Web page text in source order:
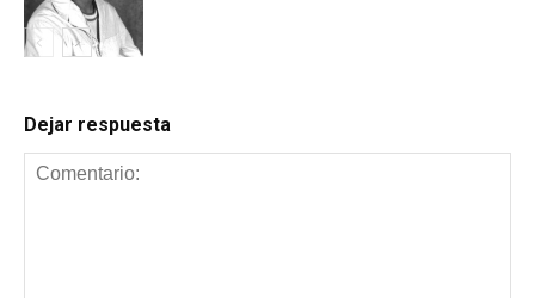
Dejar respuesta